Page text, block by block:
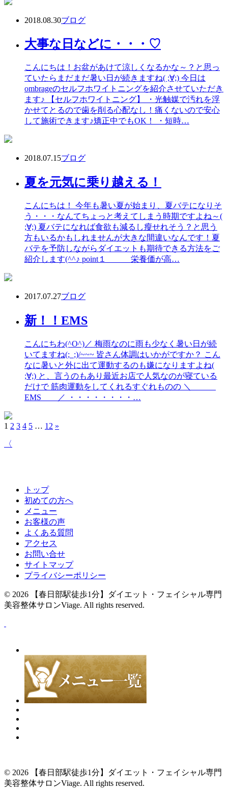
2018.08.30ブログ
大事な日などに・・・♡
こんにちは！お盆があけて涼しくなるかな～？と思っ
ていたらまだまだ暑い日が続きますね( ;∀;) 今日は
ombrageのセルフホワイトニングを紹介させていただき
ます♪ 【セルフホワイトニング】 ・光触媒で汚れを浮
かせてとるので歯を削る心配なし！痛くないので安心
して施術できます♪矯正中でもOK！ ・短時…
2018.07.15ブログ
夏を元気に乗り越える！
こんにちは！ 今年も暑い夏が始まり、夏バテになりそ
う・・・なんてちょっと考えてしまう時期ですよね～(
;∀;) 夏バテになれば食欲も減るし瘦せれそう？と思う
方もいるかもしれませんが大きな間違いなんです！夏
バテを予防しながらダイエットも期待できる方法をご
紹介します(^^♪ point１ 栄養価が高…
2017.07.27ブログ
新！！EMS
こんにちわ(^O^)／ 梅雨なのに雨も少なく暑い日が続
いてますね(;_;)/~~~ 皆さん体調はいかがですか？ こん
なに暑いと外に出て運動するのも嫌になりますよね(
;∀;) と、言うのもあり最近お店で人気なのが寝ている
だけで 筋肉運動をしてくれるすぐれものの ＼
EMS ／ ・・・・・・・・…
1 2 3 4 5 … 12 »
〈
トップ
初めての方へ
メニュー
お客様の声
よくある質問
アクセス
お問い合せ
サイトマップ
プライバシーポリシー
© 2026
【春日部駅徒歩1分】ダイエット・フェイシャル専門
美容整体サロンViage. All rights reserved.
© 2026
【春日部駅徒歩1分】ダイエット・フェイシャル専門
美容整体サロンViage. All rights reserved.